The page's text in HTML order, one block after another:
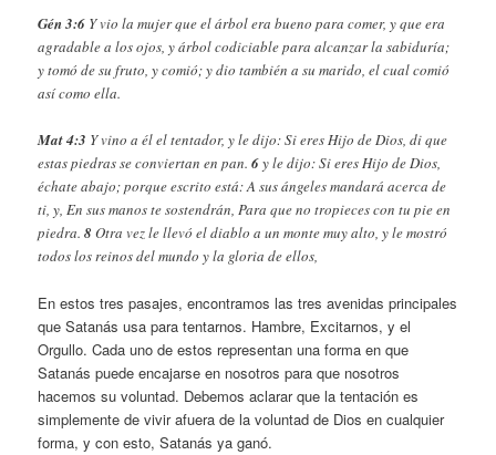
Gén 3:6 Y vio la mujer que el árbol era bueno para comer, y que era
agradable a los ojos, y árbol codiciable para alcanzar la sabiduría;
y tomó de su fruto, y comió; y dio también a su marido, el cual comió
así como ella.
Mat 4:3 Y vino a él el tentador, y le dijo: Si eres Hijo de Dios, di que
estas piedras se conviertan en pan.6y le dijo: Si eres Hijo de Dios,
échate abajo; porque escrito está: A sus ángeles mandará acerca de
ti, y, En sus manos te sostendrán, Para que no tropieces con tu pie en
piedra.8 Otra vez le llevó el diablo a un monte muy alto, y le mostró
todos los reinos del mundo y la gloria de ellos,
En estos tres pasajes, encontramos las tres avenidas principales
que Satanás usa para tentarnos. Hambre, Excitarnos, y el
Orgullo. Cada uno de estos representan una forma en que
Satanás puede encajarse en nosotros para que nosotros
hacemos su voluntad. Debemos aclarar que la tentación es
simplemente de vivir afuera de la voluntad de Dios en cualquier
forma, y con esto, Satanás ya ganó.